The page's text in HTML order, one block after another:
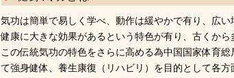
気功は簡単で易しく学べ、動作は緩やかで有り、広
健康に大きな効果があるという特色が有り、古くから
この伝統気功の特色をさらに高める為中国国家体育
て強身健体、養生康復（リハビリ）を目的として各